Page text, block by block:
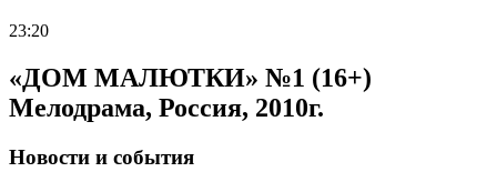
23:20
«ДОМ МАЛЮТКИ» №1 (16+)
Мелодрама, Россия, 2010г.
Новости и события